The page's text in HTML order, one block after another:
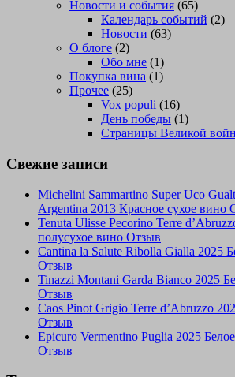
Новости и события (65)
Календарь событий (2)
Новости (63)
О блоге (2)
Обо мне (1)
Покупка вина (1)
Прочее (25)
Vox populi (16)
День победы (1)
Страницы Великой
Свежие записи
Michelini Sammartino Super Uco
Argentina 2013 Красное сухое вино
Tenuta Ulisse Pecorino Terre
полусухое вино Отзыв
Cantina la Salute Ribolla Gialla 2025
Отзыв
Tinazzi Montani Garda Bianco 2025
Отзыв
Caos Pinot Grigio Terre d’Abruzzo
Отзыв
Epicuro Vermentino Puglia 2025
Отзыв